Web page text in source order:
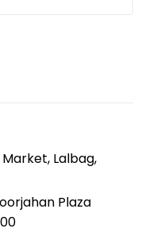
Lalbag,
Plaza